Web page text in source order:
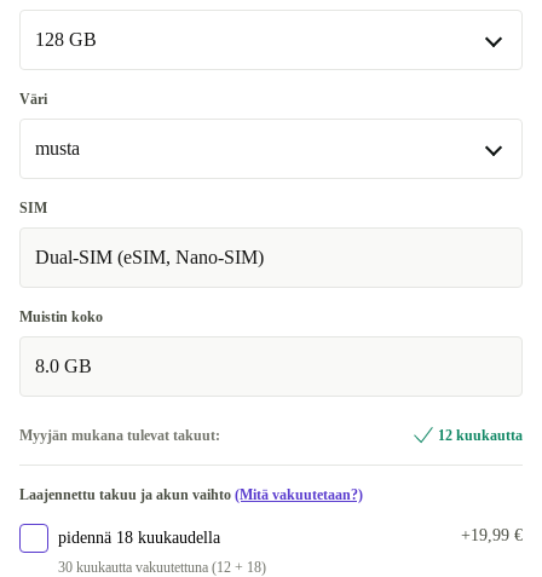
Saatavilla muissa konfiguraatioissa
Uusi
128 GB
128 GB
256 GB +158,03 €
Väri
musta
musta
keltainen
violetti
harmaa
vihreä
SIM
Dual-SIM (eSIM, Nano-SIM)
Muistin koko
8.0 GB
Myyjän mukana tulevat takuut: 12 kuukautta
Laajennettu takuu ja akun vaihto (Mitä vakuutetaan?)
pidennä 18 kuukaudella
30 kuukautta vakuutettuna (12 + 18)
+19,99 €